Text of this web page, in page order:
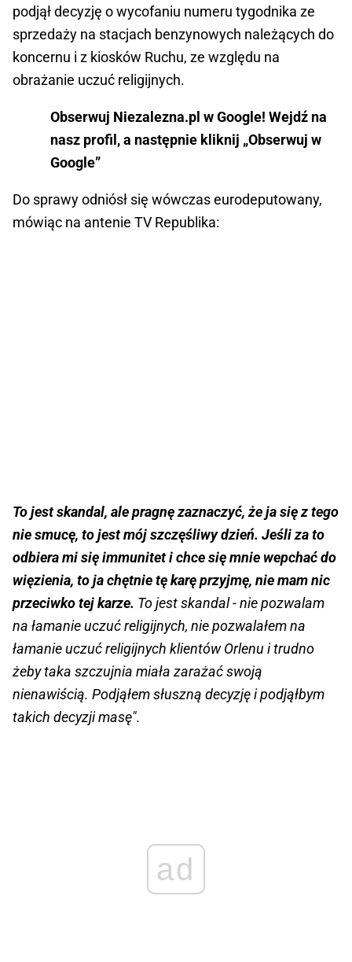
podjął decyzję o wycofaniu numeru tygodnika ze
sprzedaży na stacjach benzynowych należących do
koncernu i z kiosków Ruchu, ze względu na
obrażanie uczuć religijnych.
Obserwuj Niezalezna.pl w Google! Wejdź na
nasz profil, a następnie kliknij „Obserwuj w
Google”
Do sprawy odniósł się wówczas eurodeputowany,
mówiąc na antenie TV Republika:
To jest skandal, ale pragnę zaznaczyć, że ja się z tego
nie smucę, to jest mój szczęśliwy dzień. Jeśli za to
odbiera mi się immunitet i chce się mnie wepchać do
więzienia, to ja chętnie tę karę przyjmę, nie mam nic
przeciwko tej karze. To jest skandal - nie pozwalam
na łamanie uczuć religijnych, nie pozwalałem na
łamanie uczuć religijnych klientów Orlenu i trudno
żeby taka szczujnia miała zarażać swoją
nienawiścią. Podjąłem słuszną decyzję i podjąłbym
takich decyzji masę".
ad